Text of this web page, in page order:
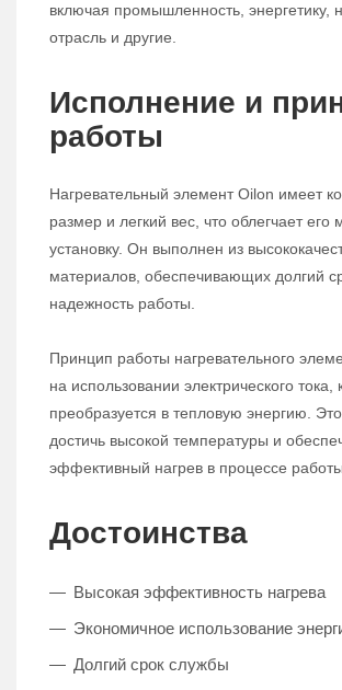
включая промышленность, энергетику,
отрасль и другие.
Исполнение и
работы
Нагревательный элемент Oilon имеет
размер и легкий вес, что облегчает его
установку. Он выполнен из
материалов, обеспечивающих долгий
надежность работы.
Принцип работы нагревательного
на использовании электрического тока,
преобразуется в тепловую энергию.
достичь высокой температуры и
эффективный нагрев в процессе работы
Достоинства
Высокая эффективность нагрева
Экономичное использование
Долгий срок службы